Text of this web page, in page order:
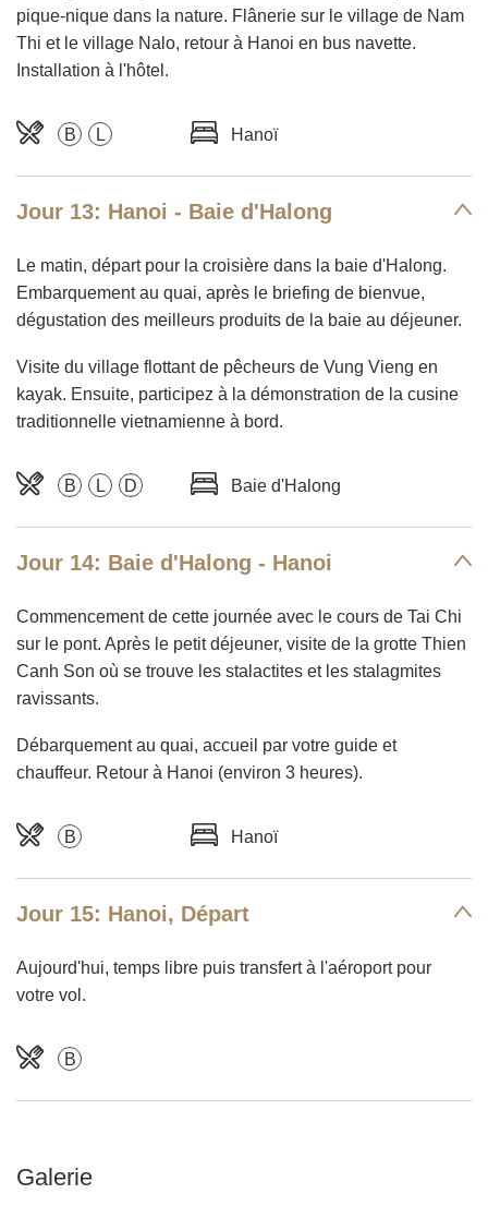
pique-nique dans la nature. Flânerie sur le village de Nam
Thi et le village Nalo, retour à Hanoi en bus navette.
Installation à l'hôtel.
B L Hanoï
Jour 13: Hanoi - Baie d'Halong
Le matin, départ pour la croisière dans la baie d'Halong.
Embarquement au quai, après le briefing de bienvue,
dégustation des meilleurs produits de la baie au déjeuner.
Visite du village flottant de pêcheurs de Vung Vieng en
kayak. Ensuite, participez à la démonstration de la cusine
traditionnelle vietnamienne à bord.
B L D Baie d'Halong
Jour 14: Baie d'Halong - Hanoi
Commencement de cette journée avec le cours de Tai Chi
sur le pont. Après le petit déjeuner, visite de la grotte Thien
Canh Son où se trouve les stalactites et les stalagmites
ravissants.
Débarquement au quai, accueil par votre guide et
chauffeur. Retour à Hanoi (environ 3 heures).
B Hanoï
Jour 15: Hanoi, Départ
Aujourd'hui, temps libre puis transfert à l'aéroport pour
votre vol.
B
Galerie